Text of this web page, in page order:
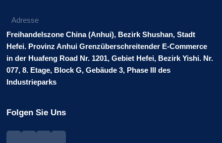
Adresse
Freihandelszone China (Anhui), Bezirk Shushan, Stadt
Hefei. Provinz Anhui Grenzüberschreitender E-Commerce
in der Huafeng Road Nr. 1201, Gebiet Hefei, Bezirk Yishi. Nr.
077, 8. Etage, Block G, Gebäude 3, Phase III des
Industrieparks
Folgen Sie Uns